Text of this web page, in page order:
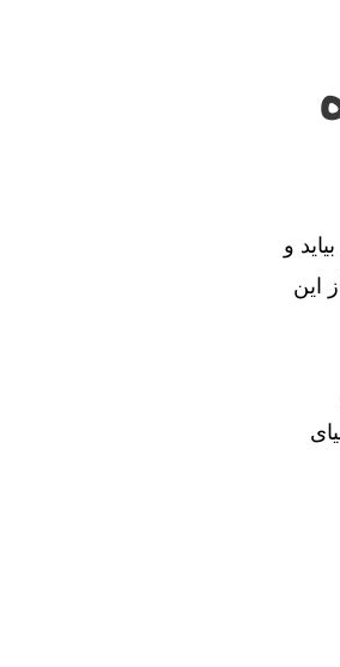
و
این